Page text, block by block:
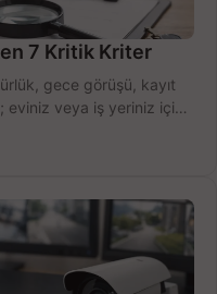
7 Kritik Kriter
gece görüşü, kayıt
eviniz veya iş yeriniz için